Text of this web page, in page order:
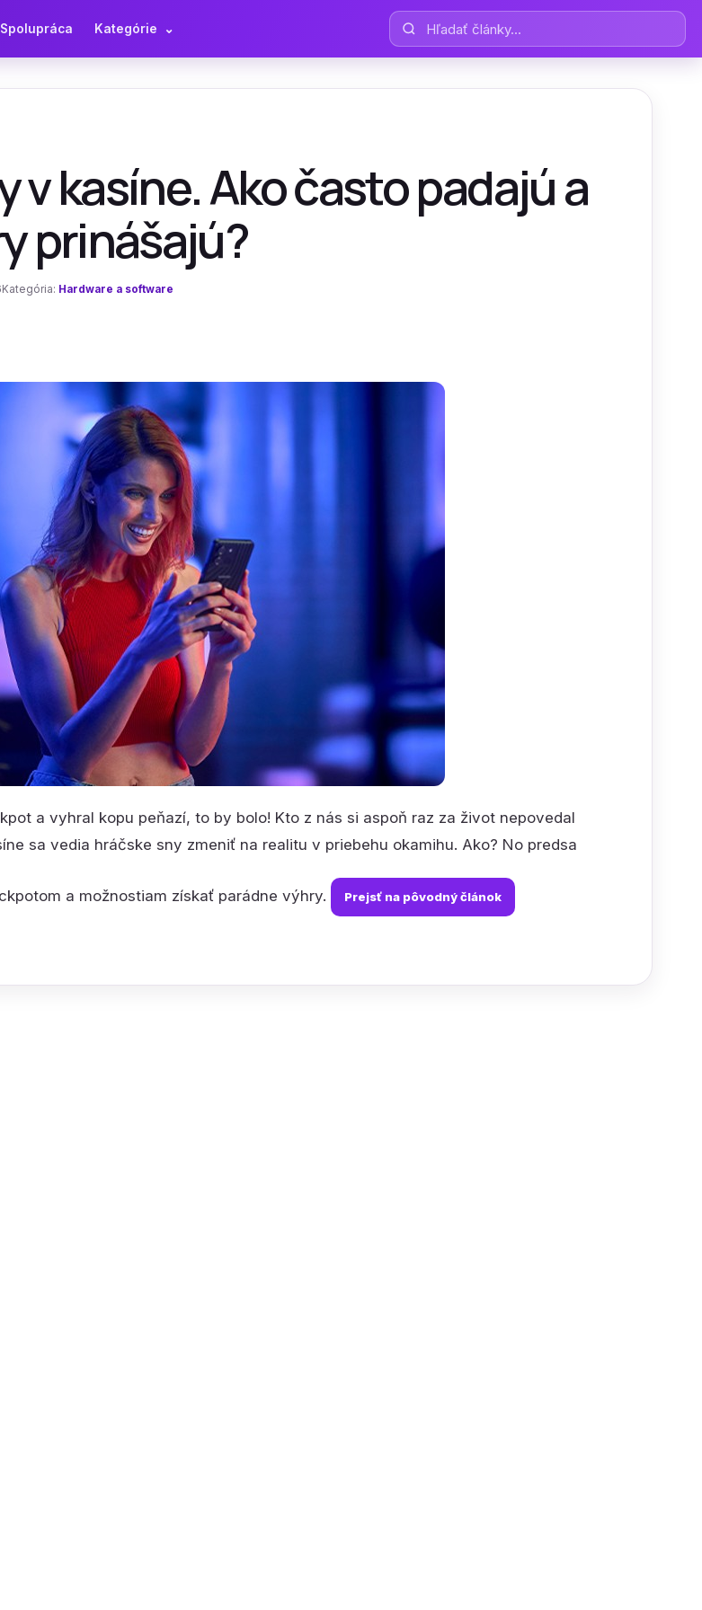
Spolupráca Kategórie ⌄ Hľadať články
v kasíne. Ako často padajú a
prinášajú?
Kategória: Hardware a software
a vyhral kopu peňazí, to by bolo! Kto z nás si aspoň raz za život nepovedal
sa vedia hráčske sny zmeniť na realitu v priebehu okamihu. Ako? No predsa
a možnostiam získať parádne výhry. Prejsť na pôvodný článok